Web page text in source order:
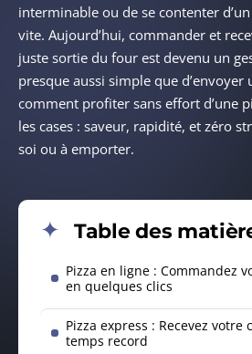
interminable ou de se contenter
vite. Aujourd’hui, commander et
juste sortie du four est devenu un
presque aussi simple que d’envoyer
comment profiter sans effort d’une
les cases : saveur, rapidité, et zéro
soi ou à emporter.
Table des
Pizza en ligne : Commandez
en quelques clics
Pizza express : Recevez votre
temps record